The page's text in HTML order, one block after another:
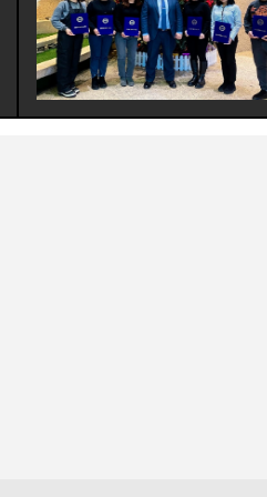
ХҮНИЙ НӨӨЦИЙН УДИРДЛАГЫН
МЭРГЭШҮҮЛЭХ (MHRI/LEVEL-B)
ТҮВШНИЙ ҮНДСЭН СУРГАЛТЫН
СУРАЛЦАГЧИД ХӨТӨЛБӨРӨӨ
ДҮҮРГЭЖ СЕРТИФИКАТАА
АВЛАА.